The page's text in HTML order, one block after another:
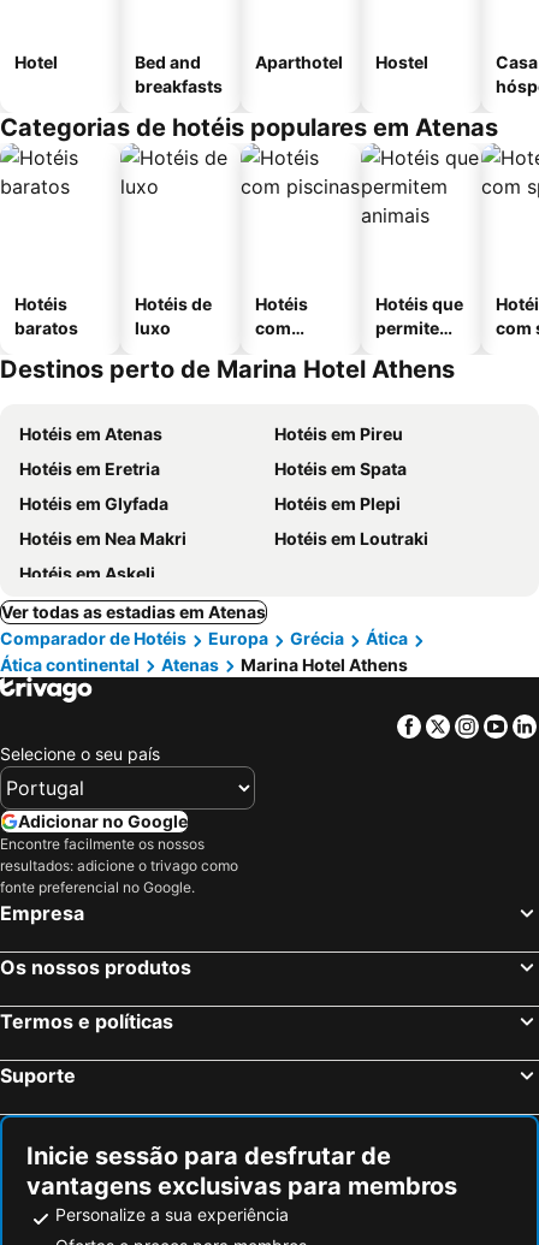
Hotel
Bed and
breakfasts
Aparthotel Hostel
Categorias de hotéis populares em Atenas
Hotéis
baratos
Hotéis de
luxo
Hotéis
com
Hotéis que
permitem
com
Destinos perto de Marina Hotel Athens
Hotéis em Atenas
Hotéis em Pireu
Hotéis em Eretria
Hotéis em Spata
Hotéis em Glyfada
Hotéis em Plepi
Hotéis em Nea Makri
Hotéis em Loutraki
Hotéis em Askeli
Ver todas as estadias em Atenas
Comparador de Hotéis
Europa Grécia
Ática
Ática continental
Atenas Marina Hotel Athens
Facebook
Twitter
Selecione o seu país
Adicionar no Google
Encontre facilmente os nossos
resultados: adicione o trivago como
fonte preferencial no Google.
Empresa
Os nossos produtos
Termos e políticas
Suporte
Inicie sessão para desfrutar de
vantagens exclusivas para membros
Personalize a sua experiência